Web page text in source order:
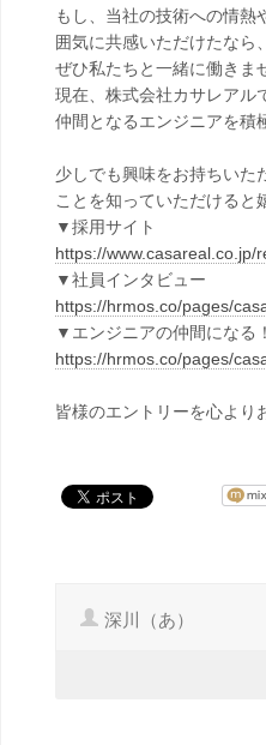
もし、当社の技術への情熱
囲気に共感いただけたなら、
ぜひ私たちと一緒に働きま
現在、株式会社カサレアル
仲間となるエンジニアを積
少しでも興味をお持ちいた
ことを知っていただけると
▼採用サイト
https://www.casareal.co.jp/
▼社員インタビュー
https://hrmos.co/pages/
▼エンジニアの仲間になる
https://hrmos.co/pages/
皆様のエントリーを心より
深川（あ）